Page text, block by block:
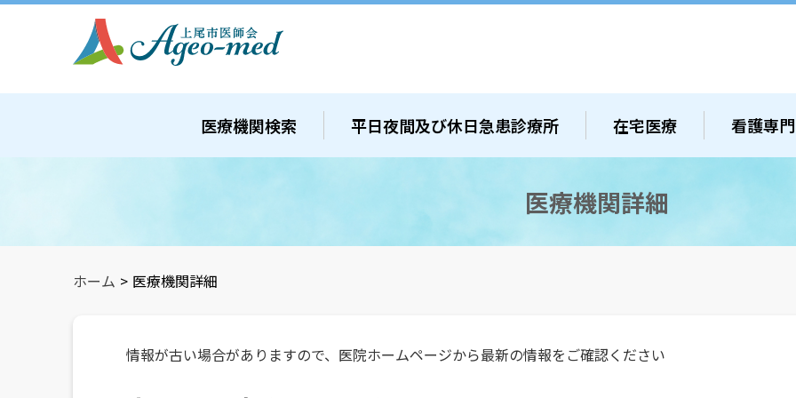
医療機関検索 平日夜間及び休日急患診療所 在宅医療 看護専
医療機関詳細
ホーム > 医療機関詳細
情報が古い場合がありますので、医院ホームページから最新の情報をご確認ください